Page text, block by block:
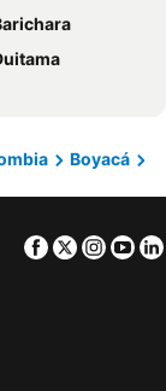
Boyacá
Facebook
Twitter